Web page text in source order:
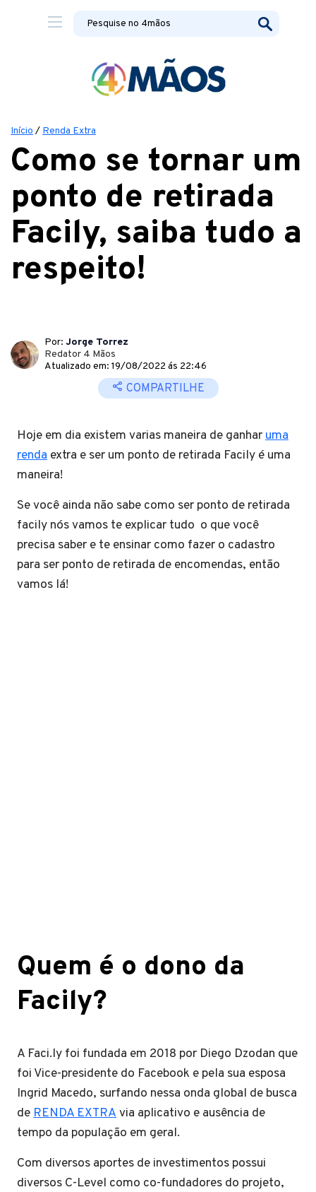
Início / Renda Extra
Como se tornar um
ponto de retirada
Facily, saiba tudo a
respeito!
Por: Jorge Torrez
Redator 4 Mãos
Atualizado em: 19/08/2022 ás 22:46
COMPARTILHE
Hoje em dia existem varias maneira de ganharuma
renda extra e ser um ponto de retirada Facily é uma
maneira!
Se você ainda não sabe como ser ponto de retirada
facily nós vamos te explicar tudo o que você
precisa saber e te ensinar como fazer o cadastro
para ser ponto de retirada de encomendas, então
vamos lá!
Quem é o dono da
Facily?
A Faci.ly foi fundada em 2018 por Diego Dzodan que
foi Vice-presidente do Facebook e pela sua esposa
Ingrid Macedo, surfando nessa onda global de busca
deRENDA EXTRAvia aplicativo e ausência de
tempo da população em geral.
Com diversos aportes de investimentos possui
diversos C-Level como co-fundadores do projeto,